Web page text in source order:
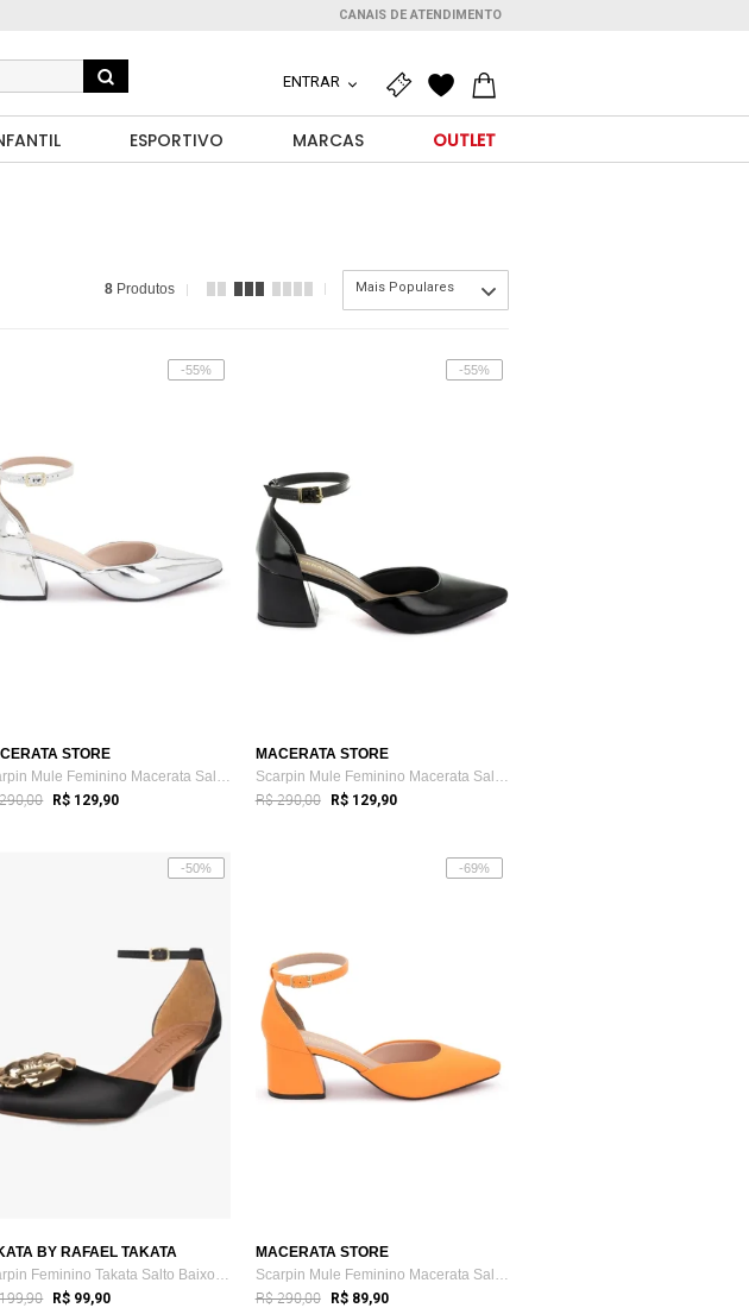
CANAIS DE ATENDIMENTO
ENTRAR
ESPORTIVO MARCAS OUTLET
8 Produtos Mais Populares
-55%
STORE
Scarpin Mule Feminino Macerata Salome Bi...
R$ 129,90
-55%
MACERATA STORE
Scarpin Mule Feminino Macerata Salome Bi...
R$ 290,00 R$ 129,90
-50%
BY RAFAEL TAKATA
Scarpin Feminino Takata Salto Baixo Fino...
R$ 99,90
-69%
MACERATA STORE
Scarpin Mule Feminino Macerata Salome Bi...
R$ 290,00 R$ 89,90